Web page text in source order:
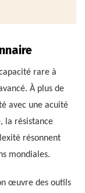
rare à
À plus de
avec une acuité
la résistance
résonnent
mondiales.
œuvre des outils